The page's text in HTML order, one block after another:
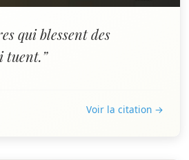
qui blessent des
tuent.”
Voir la citation →